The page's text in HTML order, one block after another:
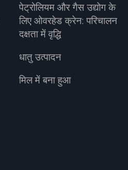
पेट्रोलियम और गैस उद्योग के
लिए ओवरहेड क्रेन: परिचालन
दक्षता में वृद्धि
धातु उत्पादन
मिल में बना हुआ